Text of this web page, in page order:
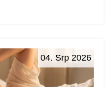
04. Srp 2026